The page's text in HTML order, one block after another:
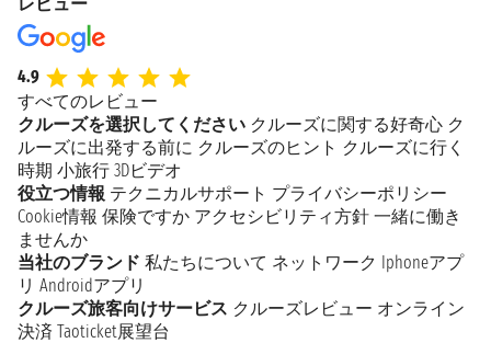
4.9
すべてのレビュー
クルーズを選択してください クルーズに関する好奇心 ク
ルーズに出発する前に クルーズのヒント クルーズに行く
時期 小旅行 3Dビデオ
役立つ情報 テクニカルサポート プライバシーポリシー
Cookie情報 保険ですか アクセシビリティ方針 一緒に働き
ませんか
当社のブランド 私たちについて ネットワーク Iphoneアプ
リ Androidアプリ
クルーズ旅客向けサービス クルーズレビュー オンライン
決済 Taoticket展望台